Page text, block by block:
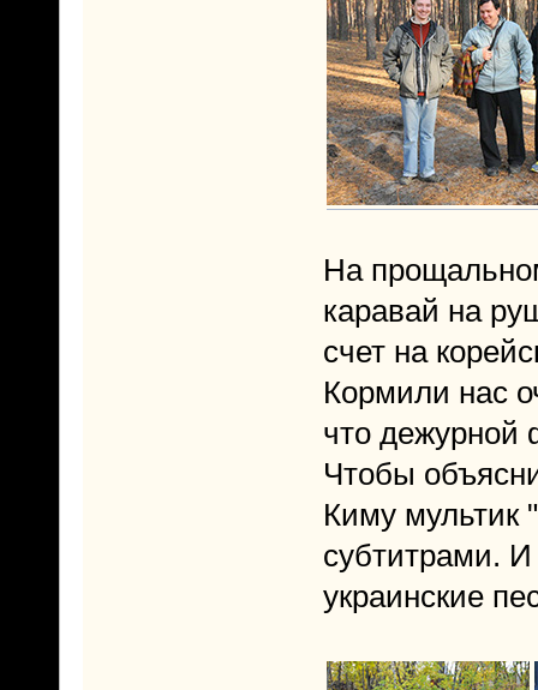
На
каравай на
счет на
Кормили нас
что
Чтобы
Киму мультик
субтитрами. И
украинские